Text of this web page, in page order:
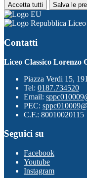
Accetta tutti Salva le
Liceo
Contatti
Liceo Classico Lorenzo
Piazza Verdi 15,
Tel: 0187.734520
Email:
PEC:
C.F.: 80010020115
Seguici su
Facebook
Youtube
Instagram